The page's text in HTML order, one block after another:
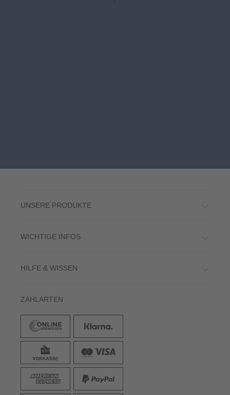
UNSERE PRODUKTE
WICHTIGE INFOS
HILFE & WISSEN
ZAHLARTEN